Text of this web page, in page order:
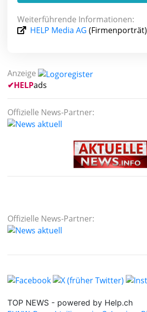
Weiterführende Informationen:
HELP Media AG (Firmenporträt)
Anzeige
✔HELPads
Offizielle News-Partner:
Offizielle News-Partner: